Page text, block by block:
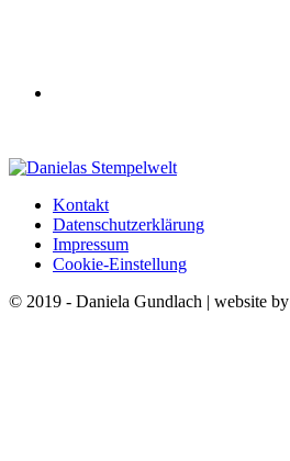
Kontakt
Datenschutzerklärung
Impressum
Cookie-Einstellung
© 2019 - Daniela Gundlach | website by